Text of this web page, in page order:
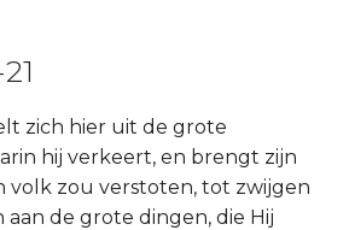
zich hier uit de grote
hij verkeert, en brengt zijn
volk zou verstoten, tot zwijgen
de grote dingen, die Hij